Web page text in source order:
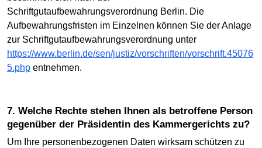
Schriftgutaufbewahrungsverordnung Berlin. Die
Aufbewahrungsfristen im Einzelnen können Sie der Anlage
zur Schriftgutaufbewahrungsverordnung unter
https://www.berlin.de/sen/justiz/vorschriften/vorschrift.45076
5.php entnehmen.
7. Welche Rechte stehen Ihnen als betroffene Person
gegenüber der Präsidentin des Kammergerichts zu?
Um Ihre personenbezogenen Daten wirksam schützen zu